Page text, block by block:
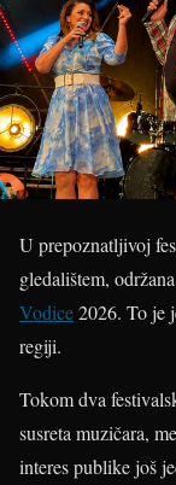
U prepoznatljivoj
gledalištem,
Vodice2026. To je
regiji.
Tokom dva
susreta muzičara,
interes publike još